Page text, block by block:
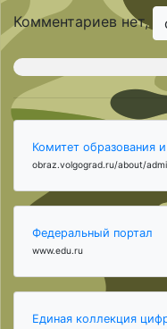
Комментариев нет,
Комитет образования
obraz.volgograd.ru/about/
Федеральный портал
www.edu.ru
Единая коллекция